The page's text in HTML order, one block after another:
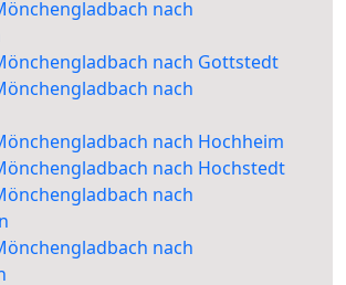
nach
nach Gottstedt
nach
nach Hochheim
nach Hochstedt
nach
nach